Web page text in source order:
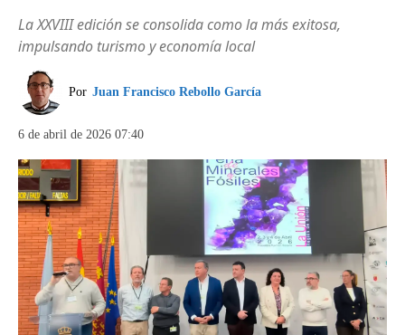
La XXVIII edición se consolida como la más exitosa,
impulsando turismo y economía local
Por Juan Francisco Rebollo García
6 de abril de 2026 07:40